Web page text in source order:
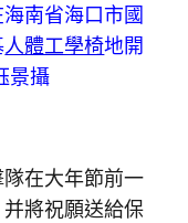
南省海口市國
人體工學椅地開
景攝
在大年節前一
將祝願送給保